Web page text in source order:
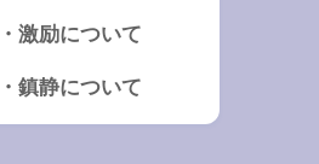
激励について
鎮静について